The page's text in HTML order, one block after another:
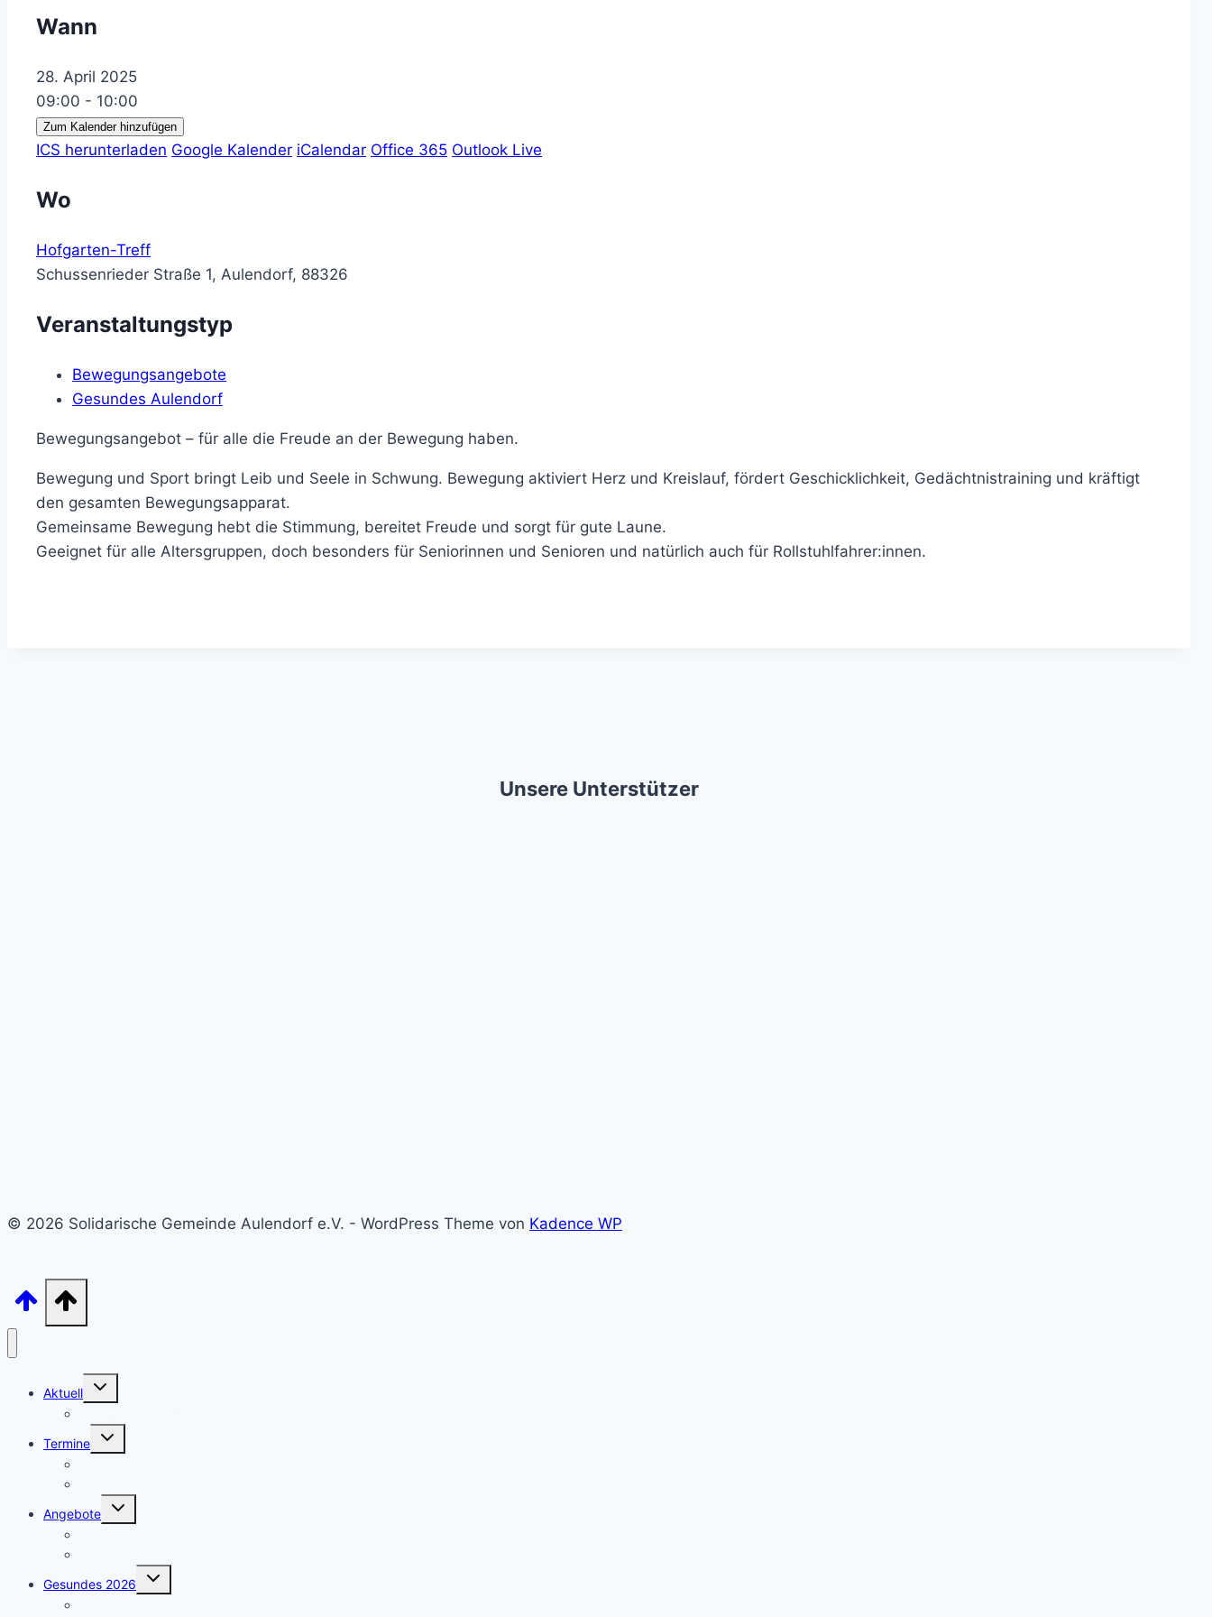
Wann
28. April 2025
09:00 - 10:00
Zum Kalender hinzufügen
ICS herunterladen Google Kalender iCalendar Office 365 Outlook Live
Wo
Hofgarten-Treff
Schussenrieder Straße 1, Aulendorf, 88326
Veranstaltungstyp
Bewegungsangebote
Gesundes Aulendorf
Bewegungsangebot – für alle die Freude an der Bewegung haben.
Bewegung und Sport bringt Leib und Seele in Schwung. Bewegung aktiviert Herz und Kreislauf, fördert Geschicklichkeit, Gedächtnistraining und kräftigt
den gesamten Bewegungsapparat.
Gemeinsame Bewegung hebt die Stimmung, bereitet Freude und sorgt für gute Laune.
Geeignet für alle Altersgruppen, doch besonders für Seniorinnen und Senioren und natürlich auch für Rollstuhlfahrer:innen.
Unsere Unterstützer
© 2026 Solidarische Gemeinde Aulendorf e.V. - WordPress Theme von Kadence WP
Aktuell
Untermenü
Termine
Untermenü
Angebote
Untermenü
Gesundes 2026
Untermenü